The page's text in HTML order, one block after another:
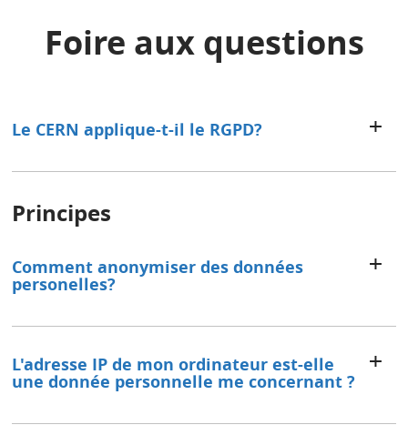
Foire aux questions
Le CERN applique-t-il le RGPD?
Principes
Comment anonymiser des données
personelles?
L'adresse IP de mon ordinateur est-elle
une donnée personnelle me concernant ?